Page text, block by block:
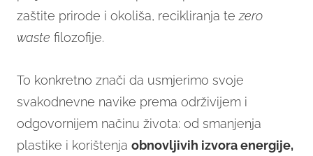
zaštite prirode i okoliša, recikliranja te zero
waste filozofije.
To konkretno znači da usmjerimo svoje
svakodnevne navike prema održivijem i
odgovornijem načinu života: od smanjenja
plastike i korištenja obnovljivih izvora energije,